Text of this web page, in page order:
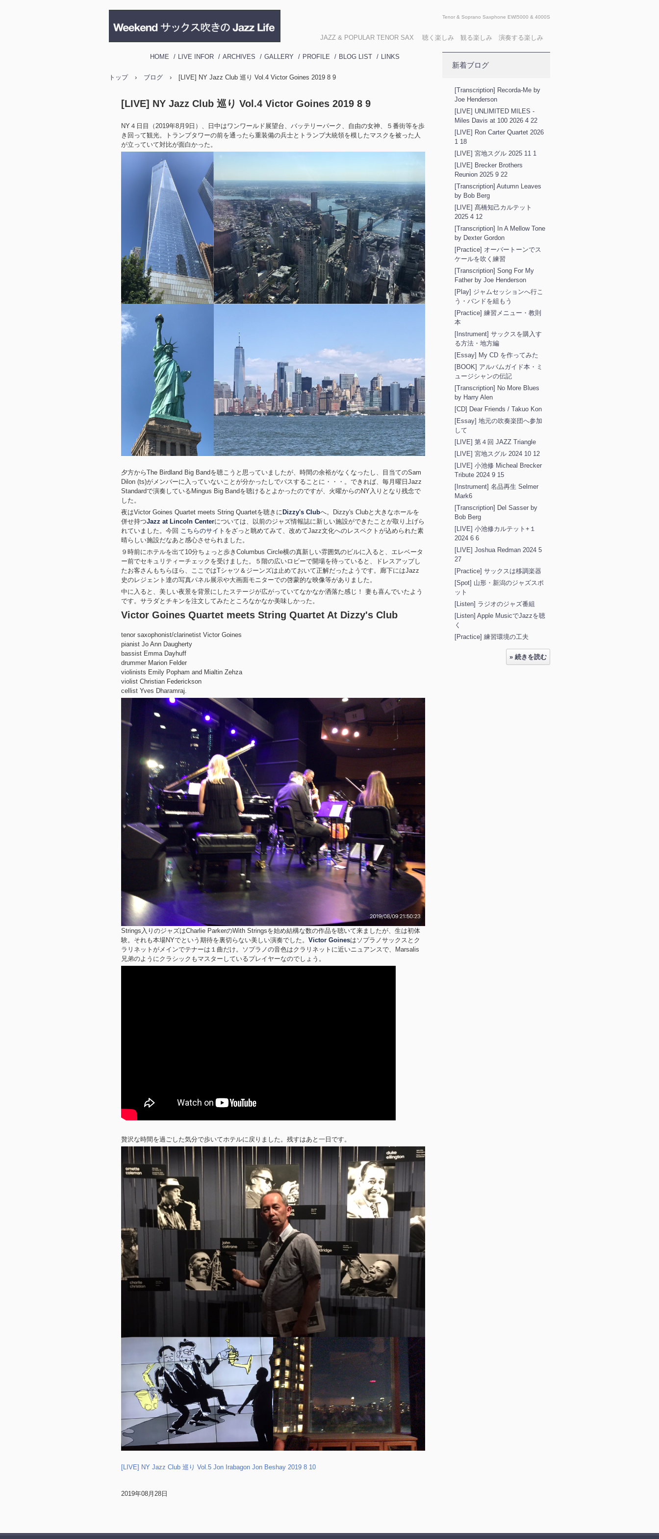
Tenor & Soprano Saxphone EWI5000 & 4000S
JAZZ & POPULAR TENOR SAX 聴く楽しみ 観る楽しみ 演奏する楽しみ
HOME LIVE INFOR ARCHIVES GALLERY PROFILE BLOG LIST LINKS
トップ › ブログ › [LIVE] NY Jazz Club 巡り Vol.4 Victor Goines 2019 8 9
[LIVE] NY Jazz Club 巡り Vol.4 Victor Goines 2019 8 9
NY４日目（2019年8月9日）、日中はワンワールド展望台、バッテリーパーク、自由の女神、５番街等を歩
き回って観光。トランプタワーの前を通ったら重装備の兵士とトランプ大統領を模したマスクを被った人
が立っていて対比が面白かった。
夕方からThe Birdland Big Bandを聴こうと思っていましたが、時間の余裕がなくなったし、目当てのSam
Dilon (ts)がメンバーに入っていないことが分かったしでパスすることに・・・。できれば、毎月曜日Jazz
Standardで演奏しているMingus Big Bandを聴けるとよかったのですが、火曜からのNY入りとなり残念で
した。
夜はVictor Goines Quartet meets String Quartetを聴きに Dizzy's Clubへ。Dizzy's Clubと大きなホールを
併せ持つJazz at Lincoln Centerについては、以前のジャズ情報誌に新しい施設ができたことが取り上げら
れていました。今回 こちらのサイト をざっと眺めてみて、改めてJazz文化へのレスペクトが込められた素
晴らしい施設だなあと感心させられました。
９時前にホテルを出て10分ちょっと歩きColumbus Circle横の真新しい雰囲気のビルに入ると、エレベータ
ー前でセキュリティーチェックを受けました。５階の広いロビーで開場を待っていると、ドレスアップし
たお客さんもちらほら、ここではTシャツ＆ジーンズは止めておいて正解だったようです。廊下にはJazz
史のレジェント達の写真パネル展示や大画面モニターでの啓蒙的な映像等がありました。
中に入ると、美しい夜景を背景にしたステージが広がっていてなかなか洒落た感じ！ 妻も喜んでいたよう
です。サラダとチキンを注文してみたところなかなか美味しかった。
Victor Goines Quartet meets String Quartet At Dizzy's Club
tenor saxophonist/clarinetist Victor Goines
pianist Jo Ann Daugherty
bassist Emma Dayhuff
drummer Marion Felder
violinists Emily Popham and Mialtin Zehza
violist Christian Federickson
cellist Yves Dharamraj.
Strings入りのジャズはCharlie ParkerのWith Stringsを始め結構な数の作品を聴いて来ましたが、生は初体
験。それも本場NYでという期待を裏切らない美しい演奏でした。 Victor Goinesはソプラノサックスとク
ラリネットがメインでテナーは１曲だけ。ソプラノの音色はクラリネットに近いニュアンスで、Marsalis
兄弟のようにクラシックもマスターしているプレイヤーなのでしょう。
贅沢な時間を過ごした気分で歩いてホテルに戻りました。残すはあと一日です。
[LIVE] NY Jazz Club 巡り Vol.5 Jon Irabagon Jon Beshay 2019 8 10
2019年08月28日
新着ブログ
[Transcription] Recorda-Me by
Joe Henderson
[LIVE] UNLIMITED MILES -
Miles Davis at 100 2026 4 22
[LIVE] Ron Carter Quartet 2026
1 18
[LIVE] 宮地スグル 2025 11 1
[LIVE] Brecker Brothers
Reunion 2025 9 22
[Transcription] Autumn Leaves
by Bob Berg
[LIVE] 髙橋知己カルテット
2025 4 12
[Transcription] In A Mellow Tone
by Dexter Gordon
[Practice] オーバートーンでス
ケールを吹く練習
[Transcription] Song For My
Father by Joe Henderson
[Play] ジャムセッションへ行こ
う・バンドを組もう
[Practice] 練習メニュー・教則
本
[Instrument] サックスを購入す
る方法・地方編
[Essay] My CD を作ってみた
[BOOK] アルバムガイド本・ミ
ュージシャンの伝記
[Transcription] No More Blues
by Harry Alen
[CD] Dear Friends / Takuo Kon
[Essay] 地元の吹奏楽団へ参加
して
[LIVE] 第４回 JAZZ Triangle
[LIVE] 宮地スグル 2024 10 12
[LIVE] 小池修 Micheal Brecker
Tribute 2024 9 15
[Instrument] 名品再生 Selmer
Mark6
[Transcription] Del Sasser by
Bob Berg
[LIVE] 小池修カルテット+１
2024 6 6
[LIVE] Joshua Redman 2024 5
27
[Practice] サックスは移調楽器
[Spot] 山形・新潟のジャズスポ
ット
[Listen] ラジオのジャズ番組
[Listen] Apple MusicでJazzを聴
く
[Practice] 練習環境の工夫
» 続きを読む